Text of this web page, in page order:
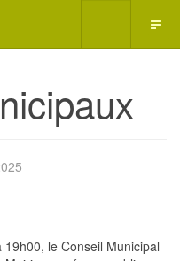
19h00, le Conseil Municipal